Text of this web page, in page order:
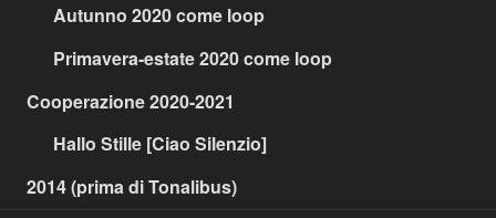
Autunno 2020 come loop
Primavera-estate 2020 come loop
Cooperazione 2020-2021
Hallo Stille [Ciao Silenzio]
2014 (prima di Tonalibus)